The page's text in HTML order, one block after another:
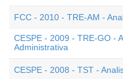
FCC - 2010 - TRE-AM -
CESPE - 2009 - TRE-GO -
Administrativa
CESPE - 2008 - TST -